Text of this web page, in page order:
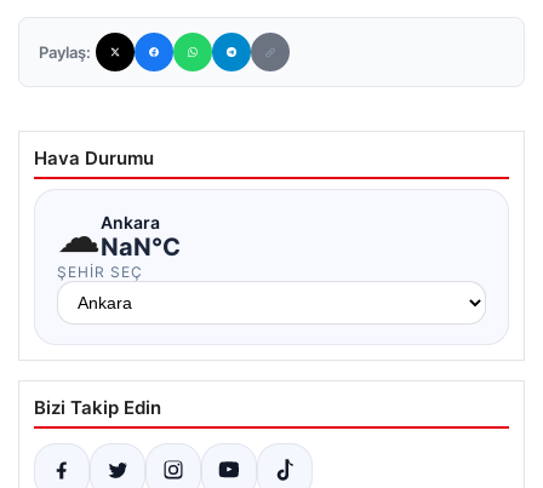
Paylaş:
Hava Durumu
☁Ankara
NaN°C
ŞEHIR SEÇ
Bizi Takip Edin